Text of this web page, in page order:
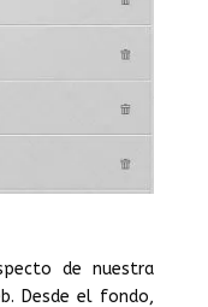
de nuestra
Desde el fondo,